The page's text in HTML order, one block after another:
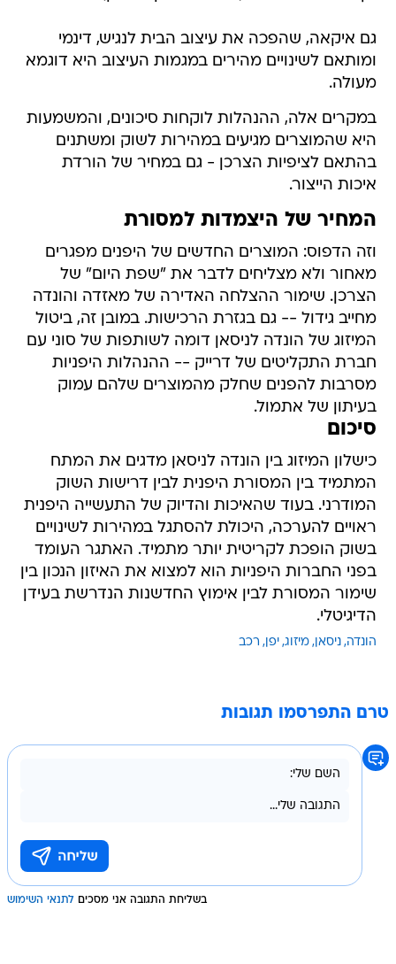
גם איקאה, שהפכה את עיצוב הבית לנגיש, דינמי
ומותאם לשינויים מהירים במגמות העיצוב היא דוגמא
מעולה.
במקרים אלה, ההנהלות לוקחות סיכונים, והמשמעות
היא שהמוצרים מגיעים במהירות לשוק ומשתנים
בהתאם לציפיות הצרכן - גם במחיר של הורדת
איכות הייצור.
המחיר של היצמדות למסורת
וזה הדפוס: המוצרים החדשים של היפנים מפגרים
מאחור ולא מצליחים לדבר את "שפת היום" של
הצרכן. שימור ההצלחה האדירה של מאזדה והונדה
מחייב גידול -- גם בגזרת הרכישות. במובן זה, ביטול
המיזוג של הונדה לניסאן דומה לשותפות של סוני עם
חברת התקליטים של דרייק -- ההנהלות היפניות
מסרבות להפנים שחלק מהמוצרים שלהם עמוק
בעיתון של אתמול.
סיכום
כישלון המיזוג בין הונדה לניסאן מדגים את המתח
המתמיד בין המסורת היפנית לבין דרישות השוק
המודרני. בעוד שהאיכות והדיוק של התעשייה היפנית
ראויים להערכה, היכולת להסתגל במהירות לשינויים
בשוק הופכת לקריטית יותר מתמיד. האתגר העומד
בפני החברות היפניות הוא למצוא את האיזון הנכון בין
שימור המסורת לבין אימוץ החדשנות הנדרשת בעידן
הדיגיטלי.
הונדה ניסאן מיזוג יפן רכב
טרם התפרסמו תגובות
בשליחת התגובה אני מסכים לתנאי השימוש